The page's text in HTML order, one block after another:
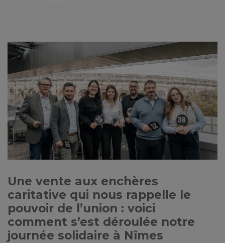
Une vente aux enchères
caritative qui nous rappelle le
pouvoir de l’union : voici
comment s’est déroulée notre
journée solidaire à Nîmes